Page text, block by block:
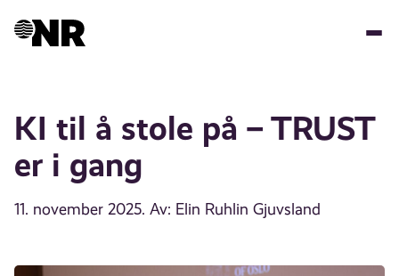
KI til å stole på – TRUST
er i gang
11. november 2025. Av: Elin Ruhlin Gjuvsland